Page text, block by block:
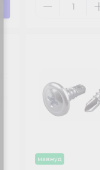
мавжуд